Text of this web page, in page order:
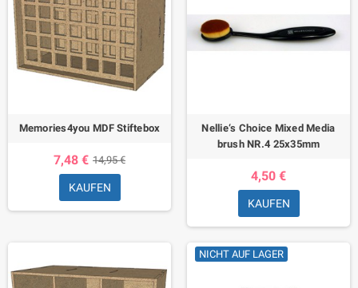
Memories4you MDF Stiftebox
7,48 € 14,95 €
KAUFEN
Nellie‘s Choice Mixed Media
brush NR.4 25x35mm
4,50 €
KAUFEN
NICHT AUF LAGER